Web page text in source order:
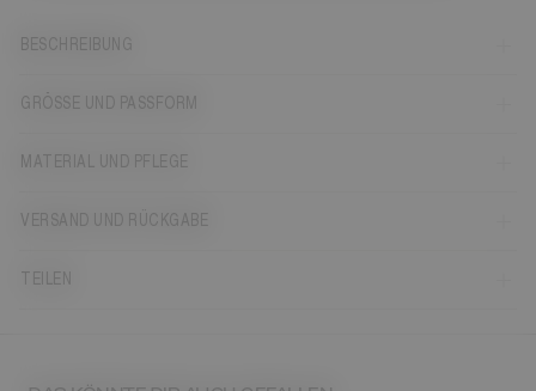
BESCHREIBUNG
GRÖSSE UND PASSFORM
MATERIAL UND PFLEGE
VERSAND UND RÜCKGABE
TEILEN